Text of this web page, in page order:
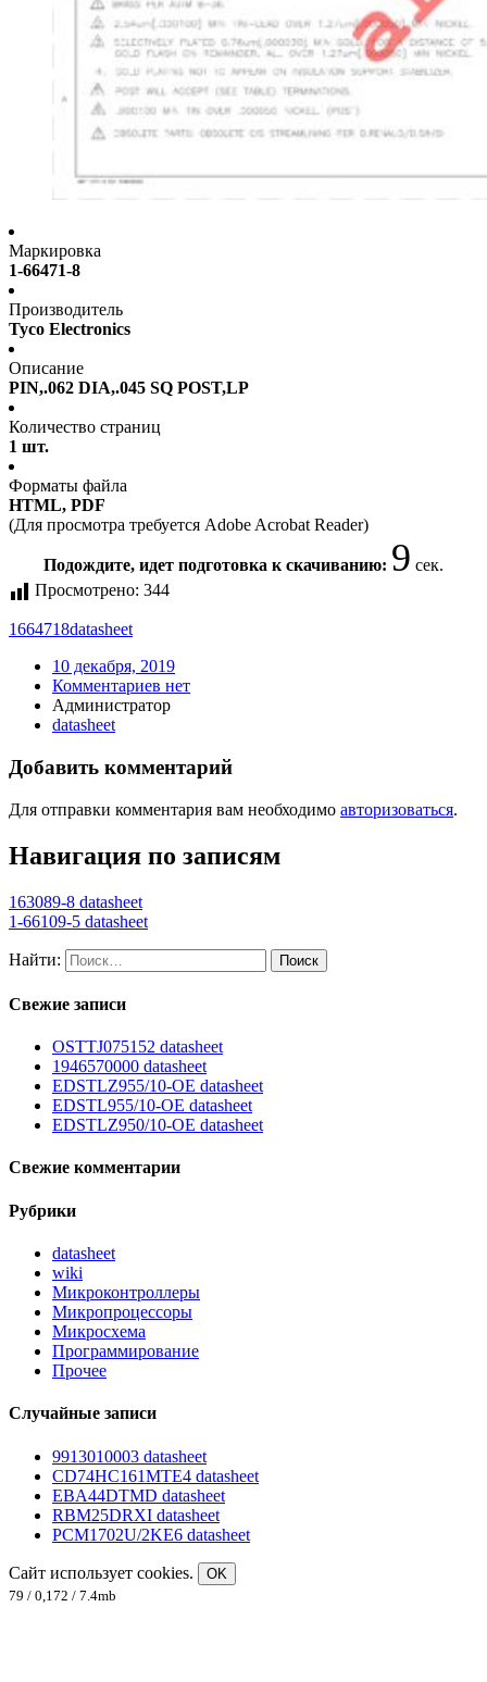
Маркировка
1-66471-8
Производитель
Tyco Electronics
Описание
PIN,.062 DIA,.045 SQ POST,LP
Количество страниц
1 шт.
Форматы файла
HTML, PDF
(Для просмотра требуется Adobe Acrobat Reader)
Подождите, идет подготовка к скачиванию: 9 сек.
Просмотрено: 344
1664718datasheet
10 декабря, 2019
Комментариев нет
Администратор
datasheet
Добавить комментарий
Для отправки комментария вам необходимо авторизоваться.
Навигация по записям
163089-8 datasheet
1-66109-5 datasheet
Найти:
Свежие записи
OSTTJ075152 datasheet
1946570000 datasheet
EDSTLZ955/10-OE datasheet
EDSTL955/10-OE datasheet
EDSTLZ950/10-OE datasheet
Свежие комментарии
Рубрики
datasheet
wiki
Микроконтроллеры
Микропроцессоры
Микросхема
Программирование
Прочее
Случайные записи
9913010003 datasheet
CD74HC161MTE4 datasheet
EBA44DTMD datasheet
RBM25DRXI datasheet
PCM1702U/2KE6 datasheet
Сайт использует cookies.
OK
79 / 0,172 / 7.4mb